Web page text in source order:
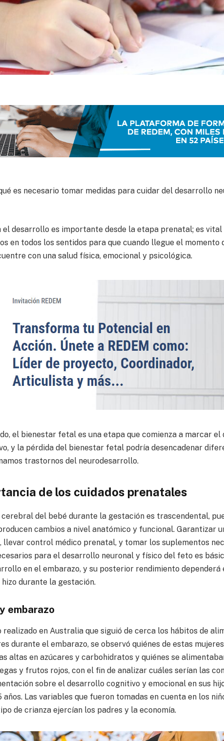
es necesario tomar medidas para cuidar del desarrollo
el desarrollo es importante desde la etapa prenatal; es
en todos los sentidos para que cuando llegue el momento
con una salud física, emocional y psicológica.
el bienestar fetal es una etapa que comienza a marcar el
y la pérdida del bienestar fetal podría desencadenar
trastornos del neurodesarrollo.
de los cuidados prenatales
del bebé durante la gestación es trascendental,
cambios a nivel anatómico y funcional. Garantizar
llevar control médico prenatal, y tomar los suplementos
para el desarrollo neuronal y físico del feto es
en el embarazo, y su posterior rendimiento
durante la gestación.
embarazo
realizado en Australia que siguió de cerca los hábitos de
durante el embarazo, se observó quiénes de estas
altas en azúcares y carbohidratos y quiénes se
y frutos rojos, con el fin de analizar cuáles serían las
sobre el desarrollo cognitivo y emocional en sus
años. Las variables que fueron tomadas en cuenta en los
de crianza ejercían los padres y la economía.